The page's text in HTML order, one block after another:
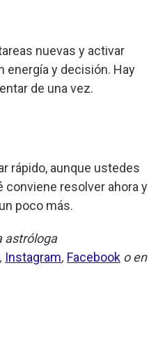
nuevas y activar
energía y decisión. Hay
de una vez.
rápido, aunque ustedes
conviene resolver ahora y
poco más.
astróloga
, Instagram, Facebook o en